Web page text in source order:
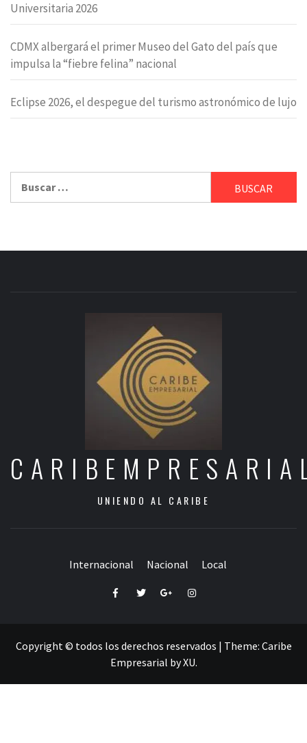
Universitaria 2026
CDMX albergará el primer Museo del Gato del país que
impulsa la “fiebre felina” nacional
Eclipse 2026, el despegue del turismo astronómico de lujo
UNIENDO AL CARIBE
Internacional Nacional Local
FacebookTwitterGoogle+Instagram
Copyright © todos los derechos reservados | Theme: Caribe
Empresarial byXU.